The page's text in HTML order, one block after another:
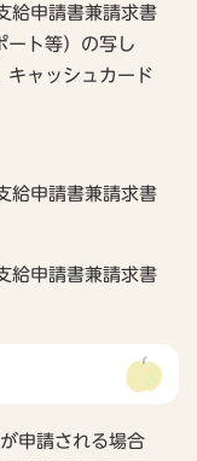
給申請書兼請求書
ート等）の写し
キャッシュカード
給申請書兼請求書
給申請書兼請求書
申請される場合